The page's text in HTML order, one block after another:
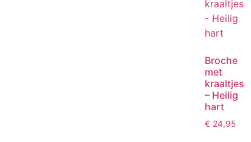
Broche
met
kraaltjes
– Heilig
hart
€ 24,95